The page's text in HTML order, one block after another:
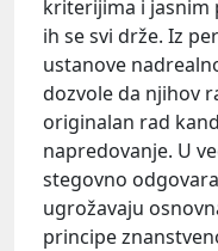
kriterijima i jasnim
ih se svi drže. Iz
ustanove
dozvole da njihov
originalan rad
napredovanje. U
stegovno
ugrožavaju
principe